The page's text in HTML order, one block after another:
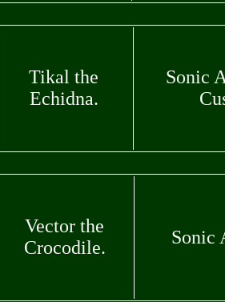
Tikal the
Echidna.
Sonic
Vector the
Crocodile.
Sonic